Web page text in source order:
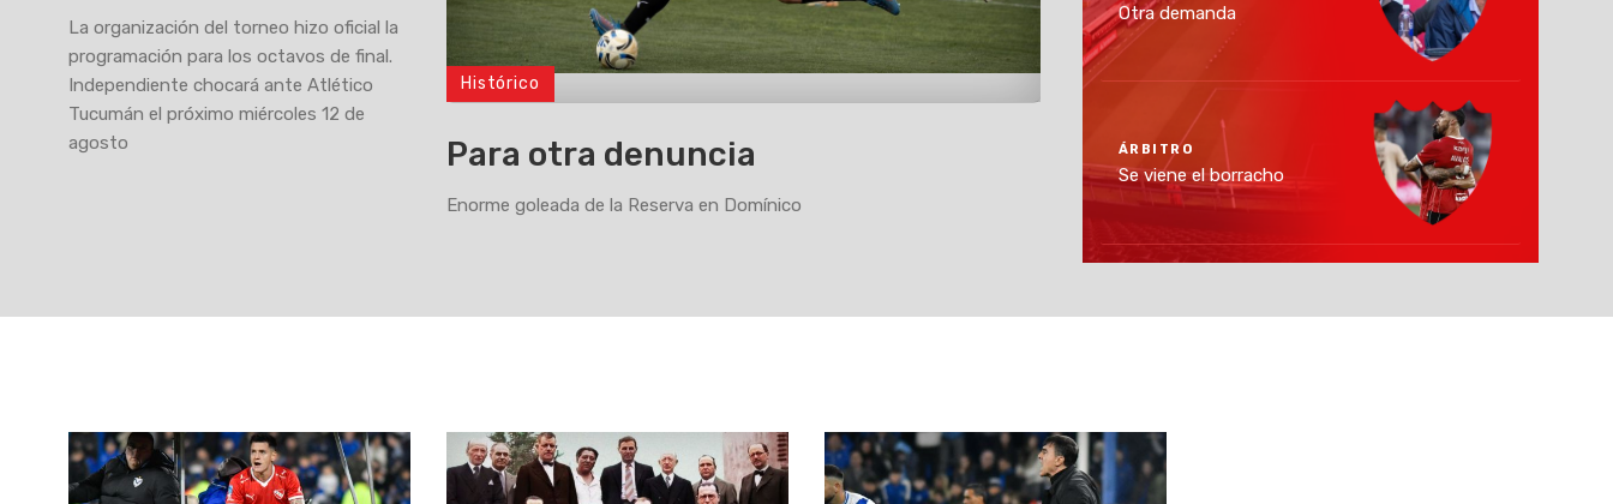
La organización del torneo hizo oficial la
programación para los octavos de final.
Independiente chocará ante Atlético
Tucumán el próximo miércoles 12 de
agosto
Histórico
Para otra denuncia
Enorme goleada de la Reserva en Domínico
Otra demanda
ÁRBITRO
Se viene el borracho